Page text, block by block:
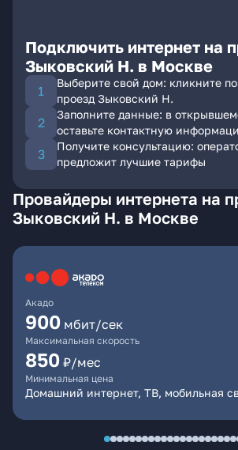
Подключить интернет на
Зыковский Н. в Москве
Выберите свой дом: кликните
проезд Зыковский Н.
Заполните данные: в
оставьте контактную
Получите консультацию:
предложит лучшие тарифы
Провайдеры интернета на
Зыковский Н. в Москве
Акадо
900 мбит/сек
Максимальная скорость
850 ₽/мес
Минимальная цена
Домашний интернет, ТВ, мобильная